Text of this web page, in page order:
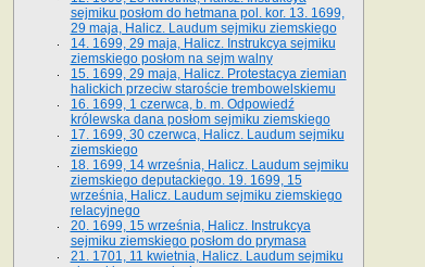
sejmiku posłom do hetmana pol. kor. 13. 1699,
29 maja, Halicz. Laudum sejmiku ziemskiego
14. 1699, 29 maja, Halicz. Instrukcya sejmiku
ziemskiego posłom na sejm walny
15. 1699, 29 maja, Halicz. Protestacya ziemian
halickich przeciw staroście trembowelskiemu
16. 1699, 1 czerwca, b. m. Odpowiedź
królewska dana posłom sejmiku ziemskiego
17. 1699, 30 czerwca, Halicz. Laudum sejmiku
ziemskiego
18. 1699, 14 września, Halicz. Laudum sejmiku
ziemskiego deputackiego. 19. 1699, 15
września, Halicz. Laudum sejmiku ziemskiego
relacyjnego
20. 1699, 15 września, Halicz. Instrukcya
sejmiku ziemskiego posłom do prymasa
21. 1701, 11 kwietnia, Halicz. Laudum sejmiku